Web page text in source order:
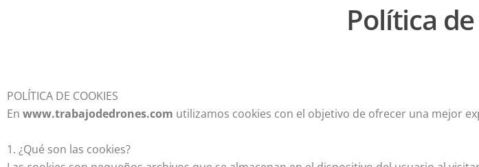
Política
POLÍTICA DE COOKIES
En www.trabajodedrones.com utilizamos cookies con el objetivo de ofrecer una mejor
1. ¿Qué son las cookies?